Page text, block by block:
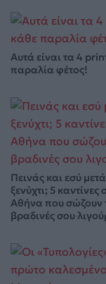
Αυτά είναι τα 4
παραλία φέτος!
Πεινάς και εσύ
ξενύχτι; 5 καντίνες
Αθήνα που σώζουν
βραδινές σου